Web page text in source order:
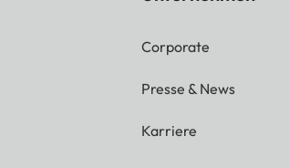
Corporate
Presse & News
Karriere